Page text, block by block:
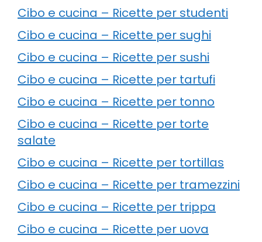
Cibo e cucina – Ricette per studenti
Cibo e cucina – Ricette per sughi
Cibo e cucina – Ricette per sushi
Cibo e cucina – Ricette per tartufi
Cibo e cucina – Ricette per tonno
Cibo e cucina – Ricette per torte
salate
Cibo e cucina – Ricette per tortillas
Cibo e cucina – Ricette per tramezzini
Cibo e cucina – Ricette per trippa
Cibo e cucina – Ricette per uova